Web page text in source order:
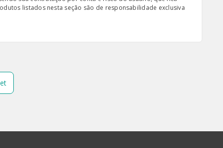
listados nesta seção são de responsabilidade exclusiva